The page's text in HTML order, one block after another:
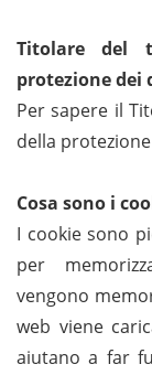
Titolare del
protezione dei
Per sapere il
della
Cosa sono i
I cookie sono
per
vengono
web viene
aiutano a far